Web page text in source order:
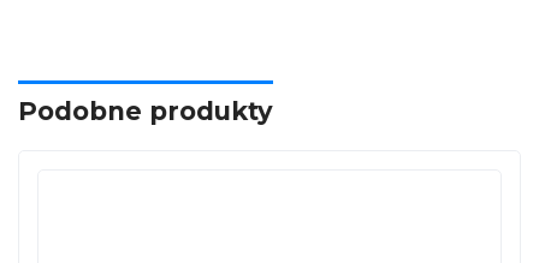
Podobne produkty